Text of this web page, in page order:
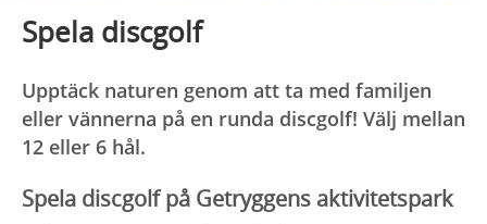
Spela discgolf
Upptäck naturen genom att ta med familjen
eller vännerna på en runda discgolf! Välj mellan
12 eller 6 hål.
Spela discgolf på Getryggens aktivitetspark